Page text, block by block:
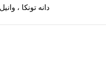
دانه تونکا ،